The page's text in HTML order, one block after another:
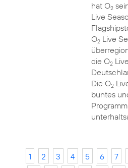
hat O2
Live
O2Live
die O2
Die O2
buntes
1 2 3 4 5 6 7